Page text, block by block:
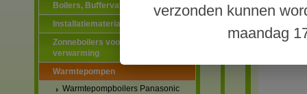
Boilers, Buffervaten en toebehoren
Installatiematerialen
Zonneboilers voor warmtapwater en
verwarming
Warmtepompen
Warmtepompboilers Panasonic
verzonden kunnen
maandag